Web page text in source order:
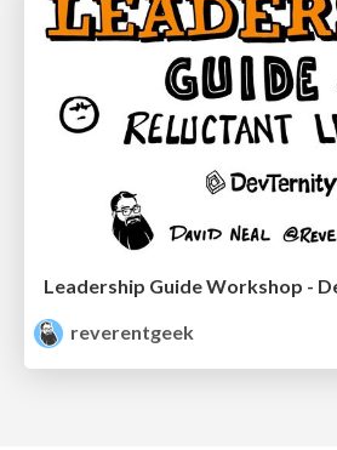
Leadership Guide Workshop -
reverentgeek